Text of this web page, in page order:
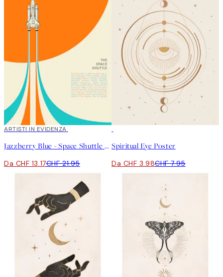
40%*
ARTISTI IN EVIDENZA
Jazzberry Blue - Space Shuttle No1 Poster
Da CHF 13.17CHF 21.95
Spiritual Eye Poster
Da CHF 3.98CHF 7.95